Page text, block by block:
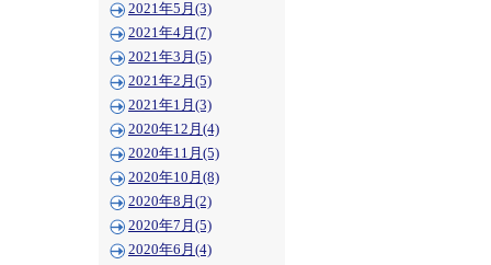
2021年5月(3)
2021年4月(7)
2021年3月(5)
2021年2月(5)
2021年1月(3)
2020年12月(4)
2020年11月(5)
2020年10月(8)
2020年8月(2)
2020年7月(5)
2020年6月(4)